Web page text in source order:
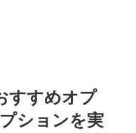
すすめオプ
ションを実